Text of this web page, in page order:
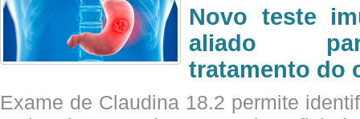
Novo teste
aliado
tratamento do
Exame de Claudina 18.2 permite